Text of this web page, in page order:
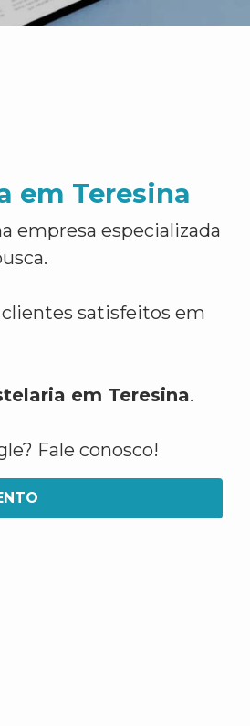
em Teresina
empresa especializada
clientes satisfeitos em
em Teresina.
Fale conosco!